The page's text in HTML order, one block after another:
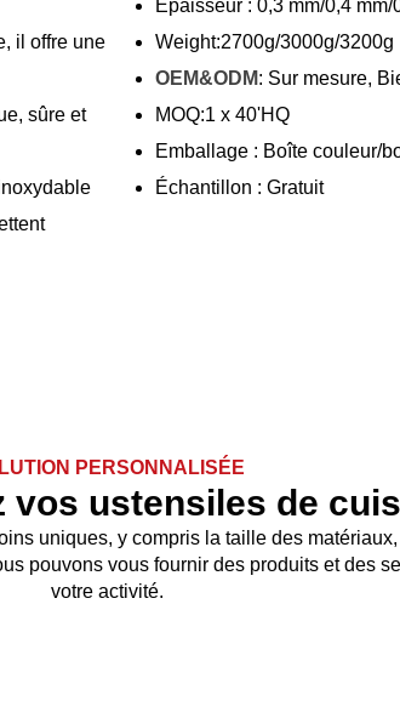
il offre une
sûre et
Épaisseur : 0,3 mm/0,4 mm/
Weight:2700g/3000g/3200g
OEM&ODM: Sur mesure,
MOQ:1 x 40'HQ
Emballage : Boîte couleur/
Échantillon : Gratuit
PERSONNALISÉE
vos ustensiles de
uniques, y compris la taille des
pouvons vous fournir des produits et des
votre activité.